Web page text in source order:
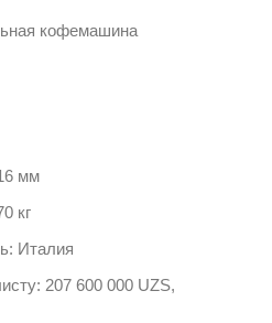
кофемашина
мм
кг
Италия
207 600 000 UZS,